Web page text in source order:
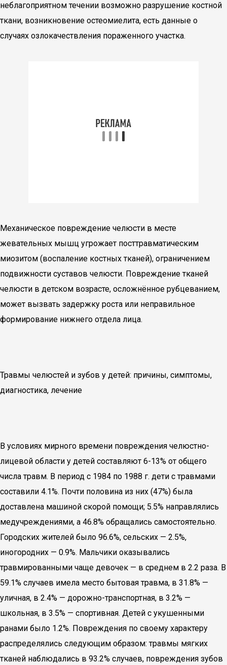
неблагоприятном течении возможно разрушение костной
ткани, возникновение остеомиелита, есть данные о
случаях озлокачествления пораженного участка.
Механическое повреждение челюсти в месте
жевательных мышц угрожает посттравматическим
миозитом (воспаление костных тканей), ограничением
подвижности суставов челюсти. Повреждение тканей
челюсти в детском возрасте, осложнённое рубцеванием,
может вызвать задержку роста или неправильное
формирование нижнего отдела лица.
Травмы челюстей и зубов у детей: причины, симптомы,
диагностика, лечение
В условиях мирного времени повреждения челюстно-
лицевой области у детей составляют 6-13% от общего
числа травм. В период с 1984 по 1988 г. дети с травмами
составили 4.1%. Почти половина из них (47%) была
доставлена машиной скорой помощи; 5.5% направлялись
медучреждениями, а 46.8% обращались самостоятельно.
Городских жителей было 96.6%, сельских — 2.5%,
иногородних — 0.9%. Мальчики оказывались
травмированными чаще девочек — в среднем в 2.2 раза. В
59.1% случаев имела место бытовая травма, в 31.8% —
уличная, в 2.4% — дорожно-транспортная, в 3.2% —
школьная, в 3.5% — спортивная. Детей с укушенными
ранами было 1.2%. Повреждения по своему характеру
распределялись следующим образом: травмы мягких
тканей наблюдались в 93.2% случаев, повреждения зубов